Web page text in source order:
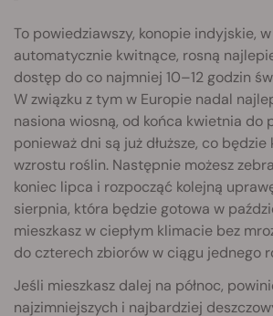
To powiedziawszy, konopie indyjskie,
automatycznie kwitnące, rosną
dostęp do co najmniej 10–12 godzin
W związku z tym w Europie nadal
nasiona wiosną, od końca kwietnia do
ponieważ dni są już dłuższe, co
wzrostu roślin. Następnie możesz
koniec lipca i rozpocząć kolejną
sierpnia, która będzie gotowa w
mieszkasz w ciepłym klimacie bez
do czterech zbiorów w ciągu jednego
Jeśli mieszkasz dalej na północ,
najzimniejszych i najbardziej